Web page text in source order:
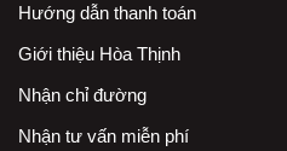
Hướng dẫn thanh toán
Giới thiệu Hòa Thịnh
Nhận chỉ đường
Nhận tư vấn miễn phí